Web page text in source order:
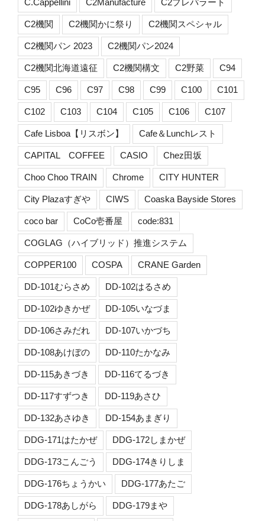
C2機関 C2機関かに祭り C2機関スペシャル
C2機関パン 2023 C2機関パン2024
C2機関北海道遠征 C2機関構文 C2野菜 C94
C95 C96 C97 C98 C99 C100 C101
C102 C103 C104 C105 C106 C107
Cafe Lisboa【リスボン】 Cafe＆Lunchレスト
CAPITAL COFFEE CASIO Chez田坂
Choo Choo TRAIN Chrome CITY HUNTER
City Plazaすぎや CIWS Coaska Bayside Stores
coco bar CoCo壱番屋 code:831
COGLAG（ハイブリッド）推進システム
COPPER100 COSPA CRANE Garden
DD-101むらさめ DD-102はるさめ
DD-102ゆきかぜ DD-105いなづま
DD-106さみだれ DD-107いかづち
DD-108あけぼの DD-110たかなみ
DD-115あきづき DD-116てるづき
DD-117すずつき DD-119あさひ
DD-132あさゆき DD-154あまぎり
DDG-171はたかぜ DDG-172しまかぜ
DDG-173こんごう DDG-174きりしま
DDG-176ちょうかい DDG-177あたご
DDG-178あしがら DDG-179まや